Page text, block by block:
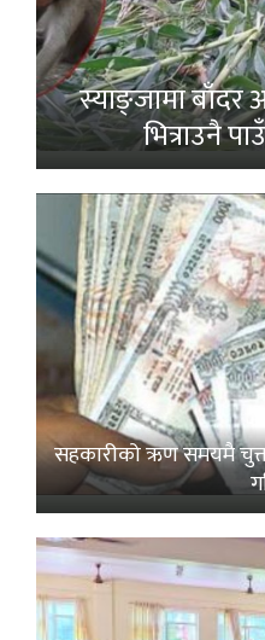
स्याङ्जामा
भित्राउनै
सहकारीको ऋण समयमै